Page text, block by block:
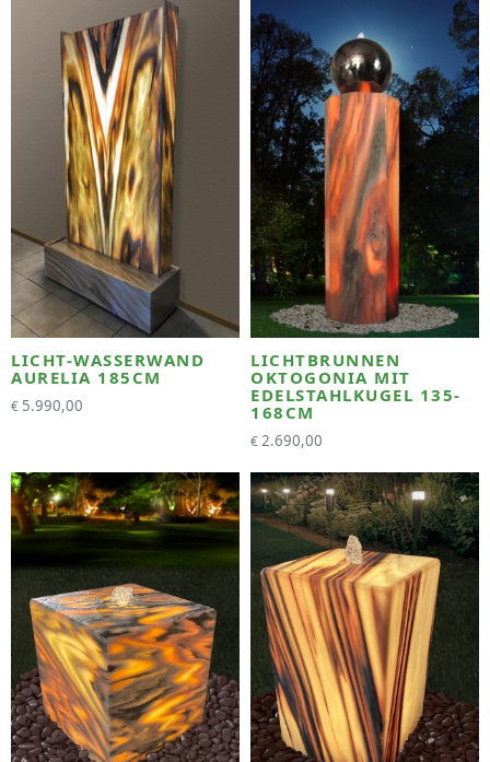
LICHT-WASSERWAND
AURELIA 185CM
€ 5.990,00
LICHTBRUNNEN
OKTOGONIA MIT
EDELSTAHLKUGEL 135-
168CM
€2.690,00